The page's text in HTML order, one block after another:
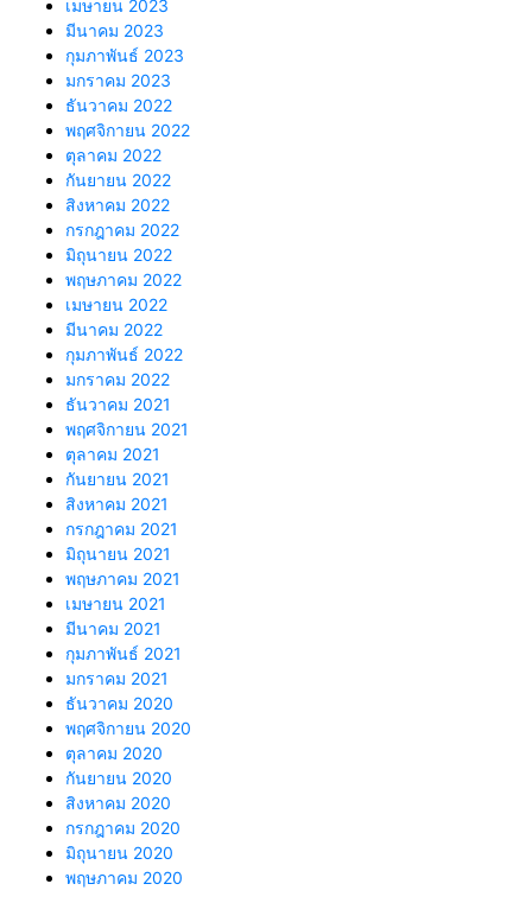
เมษายน 2023
มีนาคม 2023
กุมภาพันธ์ 2023
มกราคม 2023
ธันวาคม 2022
พฤศจิกายน 2022
ตุลาคม 2022
กันยายน 2022
สิงหาคม 2022
กรกฎาคม 2022
มิถุนายน 2022
พฤษภาคม 2022
เมษายน 2022
มีนาคม 2022
กุมภาพันธ์ 2022
มกราคม 2022
ธันวาคม 2021
พฤศจิกายน 2021
ตุลาคม 2021
กันยายน 2021
สิงหาคม 2021
กรกฎาคม 2021
มิถุนายน 2021
พฤษภาคม 2021
เมษายน 2021
มีนาคม 2021
กุมภาพันธ์ 2021
มกราคม 2021
ธันวาคม 2020
พฤศจิกายน 2020
ตุลาคม 2020
กันยายน 2020
สิงหาคม 2020
กรกฎาคม 2020
มิถุนายน 2020
พฤษภาคม 2020